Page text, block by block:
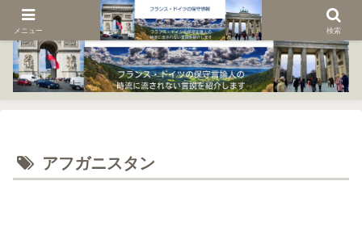
アフガニスタン
メニュー 検索